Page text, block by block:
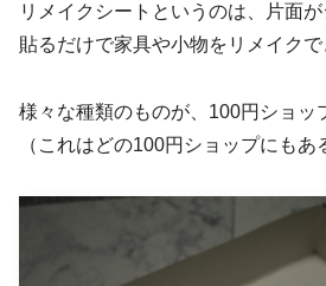
リメイクシートというのは、片面が
貼るだけで家具や小物をリメイクで
様々な種類のものが、100円ショッ
（これはどの100円ショップにもあ